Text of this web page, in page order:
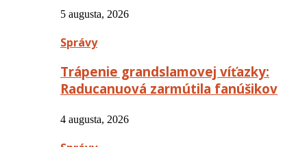
5 augusta, 2026
Správy
Trápenie grandslamovej víťazky:
Raducanuová zarmútila fanúšikov
4 augusta, 2026